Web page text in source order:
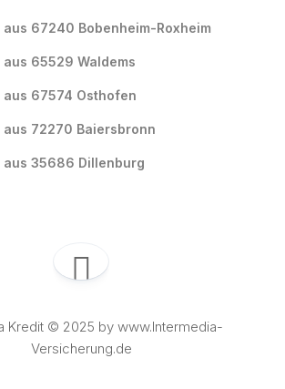
67240 Bobenheim-Roxheim
65529 Waldems
67574 Osthofen
72270 Baiersbronn
aus 35686 Dillenburg
Kredit © 2025 by www.Intermedia-
Versicherung.de